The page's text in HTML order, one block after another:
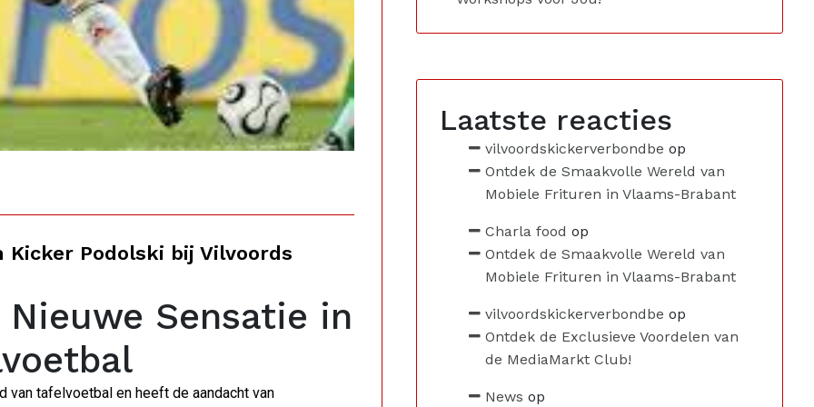
Podolski bij Vilvoords
Sensatie in
tafelvoetbal en heeft de aandacht van
Laatste reacties
vilvoordskickerverbondbe op
Ontdek de Smaakvolle Wereld van
Mobiele Frituren in Vlaams-Brabant
Charla food op
Ontdek de Smaakvolle Wereld van
Mobiele Frituren in Vlaams-Brabant
vilvoordskickerverbondbe op
Ontdek de Exclusieve Voordelen van
de MediaMarkt Club!
News op